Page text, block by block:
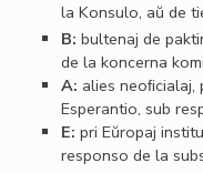
la Konsulo, aŭ de
B: bultenaj de
de la koncerna
A: alies
Esperantio, sub
E: pri Eŭropaj
responso de la